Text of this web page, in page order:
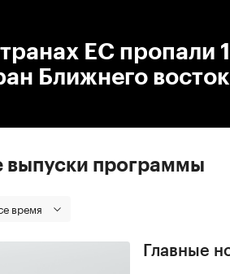
ЕС пропали
Ближнего
выпуски программы
время
Главные